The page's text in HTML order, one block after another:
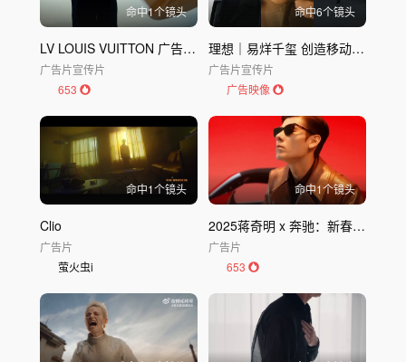
命中1个镜头
LV LOUIS VUITTON 广告OUR COMMITTED JOURNEY
广告片宣传片
653
命中6个镜头
理想｜易烊千玺 创造移动的家
广告片宣传片
广告映像
命中1个镜头
Clio
广告片
萤火虫i
命中1个镜头
2025蒋奇明 x 奔驰：新春短片《先欢为敬》
广告片
653